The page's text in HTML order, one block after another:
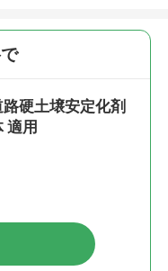
硬土壌安定化剤
適用